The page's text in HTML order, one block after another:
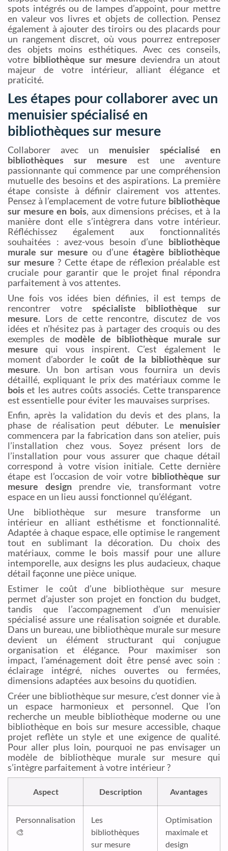
spots intégrés ou de lampes d’appoint, pour mettre
en valeur vos livres et objets de collection. Pensez
également à ajouter des tiroirs ou des placards pour
un rangement discret, où vous pourrez entreposer
des objets moins esthétiques. Avec ces conseils,
votre bibliothèque sur mesure deviendra un atout
majeur de votre intérieur, alliant élégance et
praticité.
Les étapes pour collaborer avec un
menuisier spécialisé en
bibliothèques sur mesure
Collaborer avec un menuisier spécialisé en
bibliothèques sur mesure est une aventure
passionnante qui commence par une compréhension
mutuelle des besoins et des aspirations. La première
étape consiste à définir clairement vos attentes.
Pensez à l’emplacement de votre future bibliothèque
sur mesure en bois, aux dimensions précises, et à la
manière dont elle s’intègrera dans votre intérieur.
Réfléchissez également aux fonctionnalités
souhaitées : avez-vous besoin d’une bibliothèque
murale sur mesure ou d’une étagère bibliothèque
sur mesure ? Cette étape de réflexion préalable est
cruciale pour garantir que le projet final répondra
parfaitement à vos attentes.
Une fois vos idées bien définies, il est temps de
rencontrer votre spécialiste bibliothèque sur
mesure. Lors de cette rencontre, discutez de vos
idées et n’hésitez pas à partager des croquis ou des
exemples de modèle de bibliothèque murale sur
mesure qui vous inspirent. C’est également le
moment d’aborder lecoût de la bibliothèque sur
mesure. Un bon artisan vous fournira un devis
détaillé, expliquant le prix des matériaux comme le
bois et les autres coûts associés. Cette transparence
est essentielle pour éviter les mauvaises surprises.
Enfin, après la validation du devis et des plans, la
phase de réalisation peut débuter. Le menuisier
commencera par la fabrication dans son atelier, puis
l’installation chez vous. Soyez présent lors de
l’installation pour vous assurer que chaque détail
correspond à votre vision initiale. Cette dernière
étape est l’occasion de voir votre bibliothèque sur
mesure design prendre vie, transformant votre
espace en un lieu aussi fonctionnel qu’élégant.
Une bibliothèque sur mesure transforme un
intérieur en alliant esthétisme et fonctionnalité.
Adaptée à chaque espace, elle optimise le rangement
tout en sublimant la décoration. Du choix des
matériaux, comme le bois massif pour une allure
intemporelle, aux designs les plus audacieux, chaque
détail façonne une pièce unique.
Estimer le coût d’une bibliothèque sur mesure
permet d’ajuster son projet en fonction du budget,
tandis que l’accompagnement d’un menuisier
spécialisé assure une réalisation soignée et durable.
Dans un bureau, une bibliothèque murale sur mesure
devient un élément structurant qui conjugue
organisation et élégance. Pour maximiser son
impact, l’aménagement doit être pensé avec soin :
éclairage intégré, niches ouvertes ou fermées,
dimensions adaptées aux besoins du quotidien.
Créer une bibliothèque sur mesure, c’est donner vie à
un espace harmonieux et personnel. Que l’on
recherche un meuble bibliothèque moderne ou une
bibliothèque en bois sur mesure accessible, chaque
projet reflète un style et une exigence de qualité.
Pour aller plus loin, pourquoi ne pas envisager un
modèle de bibliothèque murale sur mesure qui
s’intègre parfaitement à votre intérieur ?
Aspect Description Avantages
Personnalisation
🎨
Les
bibliothèques
sur mesure
Optimisation
maximale et
design